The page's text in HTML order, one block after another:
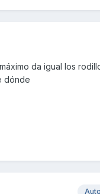
da igual los
dónde